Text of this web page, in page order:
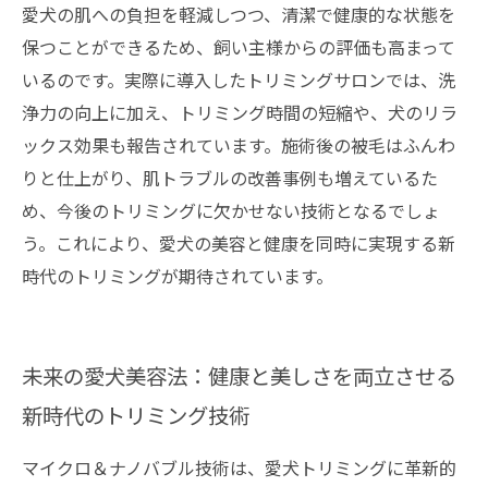
愛犬の肌への負担を軽減しつつ、清潔で健康的な状態を
保つことができるため、飼い主様からの評価も高まって
いるのです。実際に導入したトリミングサロンでは、洗
浄力の向上に加え、トリミング時間の短縮や、犬のリラ
ックス効果も報告されています。施術後の被毛はふんわ
りと仕上がり、肌トラブルの改善事例も増えているた
め、今後のトリミングに欠かせない技術となるでしょ
う。これにより、愛犬の美容と健康を同時に実現する新
時代のトリミングが期待されています。
未来の愛犬美容法：健康と美しさを両立させる
新時代のトリミング技術
マイクロ＆ナノバブル技術は、愛犬トリミングに革新的